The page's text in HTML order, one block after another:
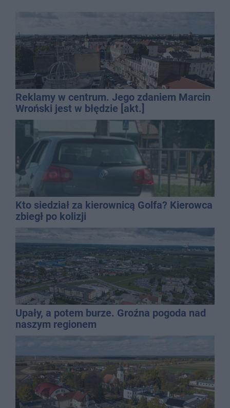
Reklamy w centrum. Jego zdaniem Marcin
Wroński jest w błędzie [akt.]
Kto siedział za kierownicą Golfa? Kierowca
zbiegł po kolizji
Upały, a potem burze. Groźna pogoda nad
naszym regionem